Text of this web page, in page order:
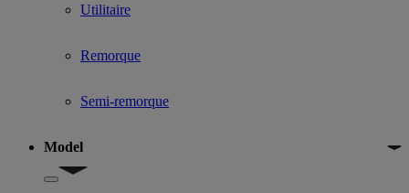
Utilitaire
Remorque
Semi-remorque
Model
Show submenu for Model